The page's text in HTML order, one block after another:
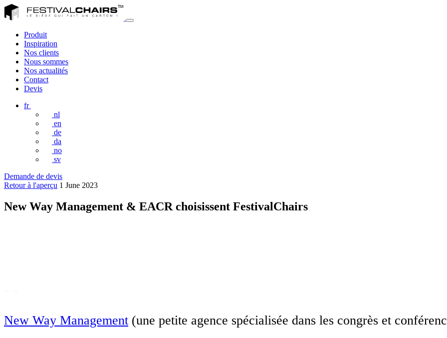
Produit
Inspiration
Nos clients
Nous sommes
Nos actualités
Contact
Devis
fr
nl
en
de
da
no
sv
Demande de devis
Retour à l'aperçu 1 June 2023
New Way Management & EACR choisissent FestivalChairs
New Way Management (une petite agence spécialisée dans les congrès et